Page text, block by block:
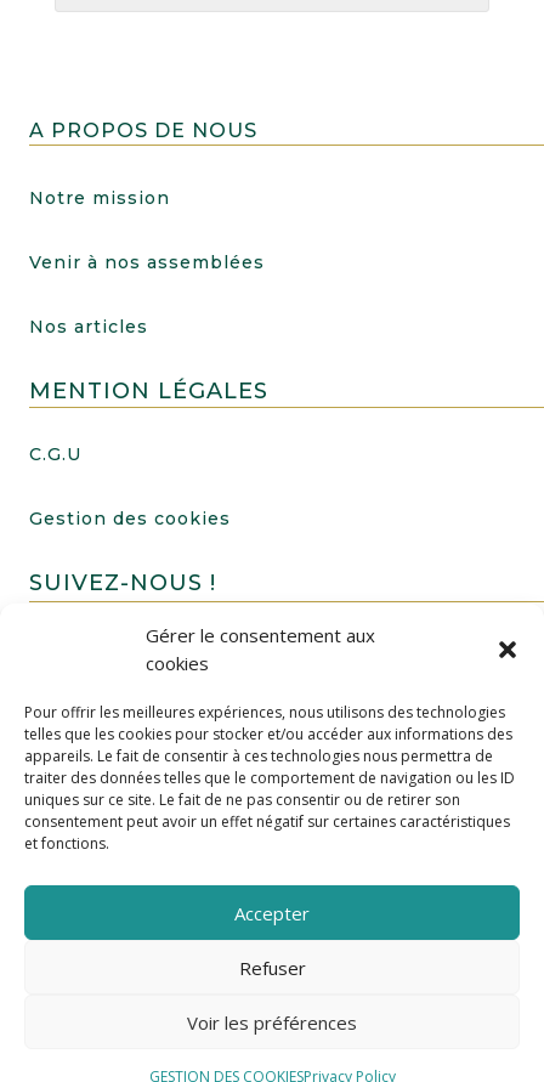
Gérer le consentement aux
cookies
Pour offrir les meilleures expériences, nous utilisons des technologies
telles que les cookies pour stocker et/ou accéder aux informations des
appareils. Le fait de consentir à ces technologies nous permettra de
traiter des données telles que le comportement de navigation ou les ID
uniques sur ce site. Le fait de ne pas consentir ou de retirer son
consentement peut avoir un effet négatif sur certaines caractéristiques
et fonctions.
Accepter
Refuser
Voir les préférences
GESTION DES COOKIESPrivacy Policy
A PROPOS DE NOUS
Notre mission
Venir à nos assemblées
Nos articles
MENTION LÉGALES
C.G.U
Gestion des cookies
SUIVEZ-NOUS !
FAIRE UN DON